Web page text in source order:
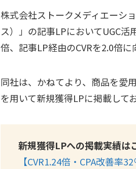
株式会社ストークメディエーシ
ス）」の記事LPにおいてUGC
倍、記事LP経由のCVRを2.0倍
同社は、かねてより、商品を愛
を用いて新規獲得LPに掲載して
新規獲得LPへの掲載実績は
【CVR1.24倍・CPA改善率